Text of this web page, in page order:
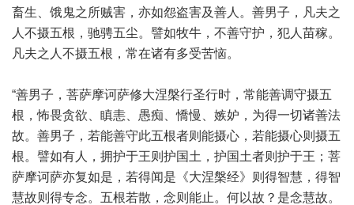
畜生、饿鬼之所贼害，亦如怨盗害及善人。善男子，凡夫之
人不摄五根，驰骋五尘。譬如牧牛，不善守护，犯人苗稼。
凡夫之人不摄五根，常在诸有多受苦恼。
“善男子，菩萨摩诃萨修大涅槃行圣行时，常能善调守摄五
根，怖畏贪欲、瞋恚、愚痴、憍慢、嫉妒，为得一切诸善法
故。善男子，若能善守此五根者则能摄心，若能摄心则摄五
根。譬如有人，拥护于王则护国土，护国土者则护于王；菩
萨摩诃萨亦复如是，若得闻是《大涅槃经》则得智慧，得智
慧故则得专念。五根若散，念则能止。何以故？是念慧故。